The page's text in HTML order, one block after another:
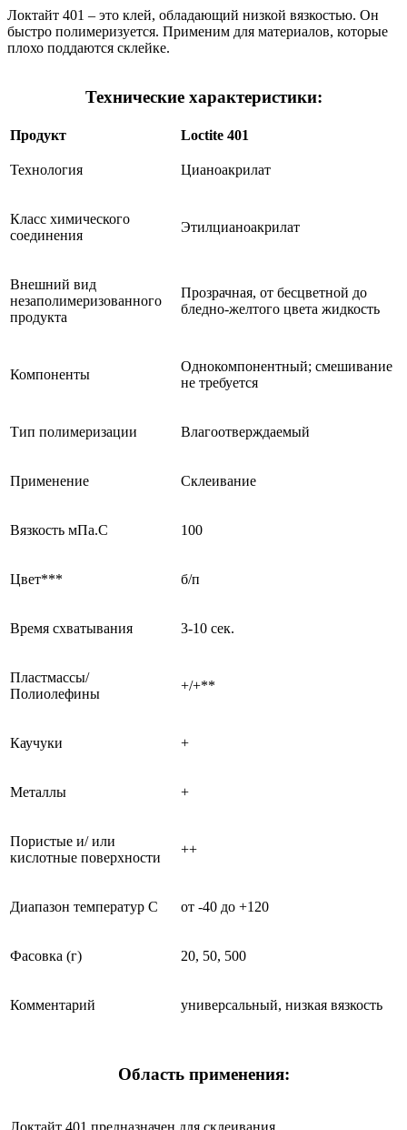
Локтайт 401 – это клей, обладающий низкой вязкостью. Он
быстро полимеризуется. Применим для материалов, которые
плохо поддаются склейке.
Технические характеристики:
Продукт Loctite 401
Технология Цианоакрилат
Класс химического
соединения
Этилцианоакрилат
Внешний вид
незаполимеризованного
продукта
Прозрачная, от бесцветной до
бледно-желтого цвета жидкость
Компоненты
Однокомпонентный; смешивание
не требуется
Тип полимеризации Влагоотверждаемый
Применение Склеивание
Вязкость мПа.С 100
Цвет*** б/п
Время схватывания 3-10 сек.
Пластмассы/
Полиолефины
+/+**
Каучуки +
Металлы +
Пористые и/ или
кислотные поверхности
++
Диапазон температур С от -40 до +120
Фасовка (г) 20, 50, 500
Комментарий универсальный, низкая вязкость
Область применения:
Локтайт 401 предназначен для склеивания